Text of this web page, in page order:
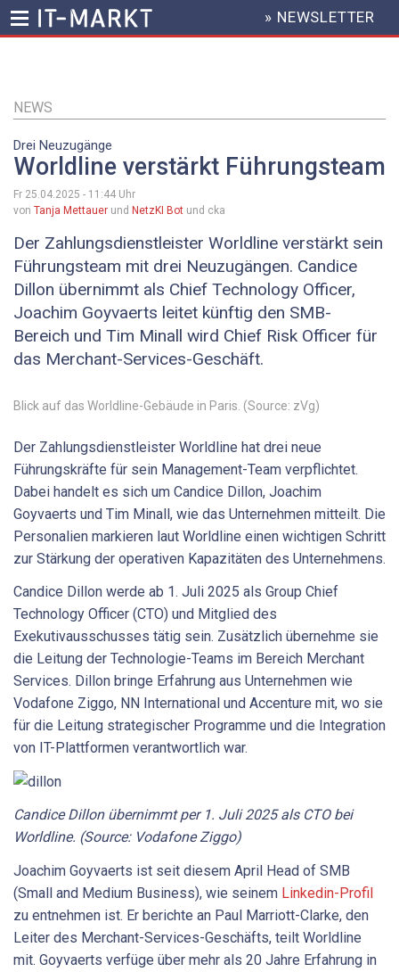
Inhalt
HEADER
MENU
» NEWSLETTER
NEWS
Drei Neuzugänge
Worldline verstärkt Führungsteam
Fr 25.04.2025 - 11:44 Uhr
von Tanja Mettauer und NetzKI Bot und cka
Der Zahlungsdienstleister Worldline verstärkt sein
Führungsteam mit drei Neuzugängen. Candice
Dillon übernimmt als Chief Technology Officer,
Joachim Goyvaerts leitet künftig den SMB-
Bereich und Tim Minall wird Chief Risk Officer für
das Merchant-Services-Geschäft.
Blick auf das Worldline-Gebäude in Paris. (Source: zVg)
Der Zahlungsdienstleister Worldline hat drei neue
Führungskräfte für sein Management-Team verpflichtet.
Dabei handelt es sich um Candice Dillon, Joachim
Goyvaerts und Tim Minall, wie das Unternehmen mitteilt. Die
Personalien markieren laut Worldline einen wichtigen Schritt
zur Stärkung der operativen Kapazitäten des Unternehmens.
Candice Dillon werde ab 1. Juli 2025 als Group Chief
Technology Officer (CTO) und Mitglied des
Exekutivausschusses tätig sein. Zusätzlich übernehme sie
die Leitung der Technologie-Teams im Bereich Merchant
Services. Dillon bringe Erfahrung aus Unternehmen wie
Vodafone Ziggo, NN International und Accenture mit, wo sie
für die Leitung strategischer Programme und die Integration
von IT-Plattformen verantwortlich war.
Candice Dillon übernimmt per 1. Juli 2025 als CTO bei
Worldline. (Source: Vodafone Ziggo)
Joachim Goyvaerts ist seit diesem April Head of SMB
(Small and Medium Business), wie seinem Linkedin-Profil
zu entnehmen ist. Er berichte an Paul Marriott-Clarke, den
Leiter des Merchant-Services-Geschäfts, teilt Worldline
mit. Goyvaerts verfüge über mehr als 20 Jahre Erfahrung in